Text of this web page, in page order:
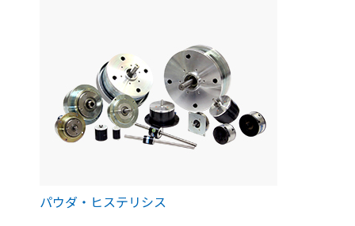
パウダ・ヒステリシス